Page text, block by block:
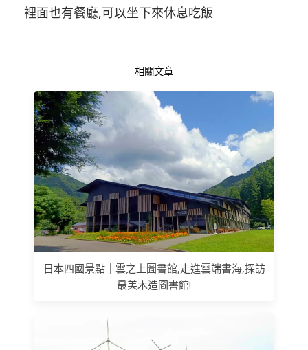
裡面也有餐廳,可以坐下來休息吃飯
相關文章
日本四國景點｜雲之上圖書館,走進雲端書海,探訪
最美木造圖書館!